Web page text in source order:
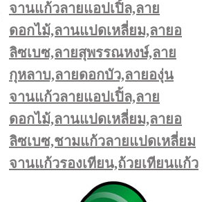
จานแก้วลายแอปเปิ้ล,ลาย
ดอกไม้,ลานแปดเหลี่ยม,ลายอ
ลิซเบซ,ลายสุพรรณหงษ์,ลาย
กุหลาบ,ลายดอกบัว,ลายองุ่น
จานแก้วลายแอปเปิ้ล,ลาย
ดอกไม้,ลานแปดเหลี่ยม,ลายอ
ลิซเบซ,ชามแก้วลายแปดเหลี่ยม
จานแก้วรองเทียน,ถ้วยเทียนแก้ว